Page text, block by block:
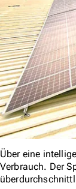
Über eine
Verbrauch. Der